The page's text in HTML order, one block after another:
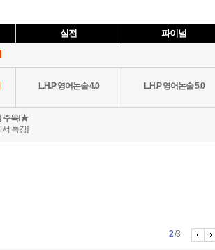
실전 파이널
L.H.P 영어논술 4.0 L.H.P 영어논술 5.0
주목!★
서 특강]
/3
1
2
3 Prev Next